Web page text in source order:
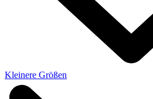
Kleinere Größen